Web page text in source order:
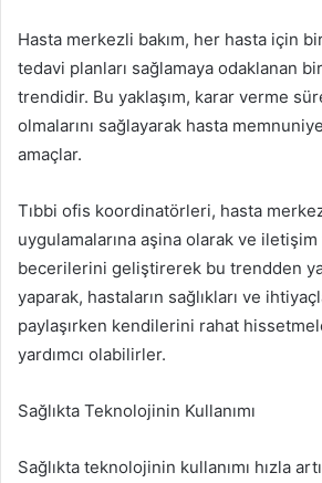
Hasta merkezli bakım, her hasta için
tedavi planları sağlamaya odaklanan
trendidir. Bu yaklaşım, karar verme
olmalarını sağlayarak hasta
amaçlar.
Tıbbi ofis koordinatörleri, hasta
uygulamalarına aşina olarak ve
becerilerini geliştirerek bu trendden
yaparak, hastaların sağlıkları ve
paylaşırken kendilerini rahat
yardımcı olabilirler.
Sağlıkta Teknolojinin Kullanımı
Sağlıkta teknolojinin kullanımı hızla